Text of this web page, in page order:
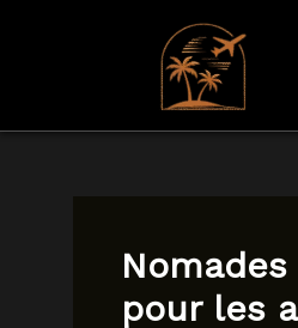
Aller
pour les